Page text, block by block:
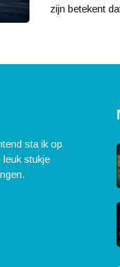
zijn betekent
sta ik op
leuk stukje